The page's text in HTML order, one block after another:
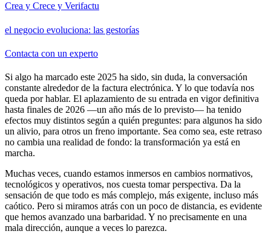
Crea y Crece y Verifactu
el negocio evoluciona: las gestorías
Contacta con un experto
Si algo ha marcado este 2025 ha sido, sin duda, la conversación
constante alrededor de la factura electrónica. Y lo que todavía nos
queda por hablar. El aplazamiento de su entrada en vigor definitiva
hasta finales de 2026 —un año más de lo previsto— ha tenido
efectos muy distintos según a quién preguntes: para algunos ha sido
un alivio, para otros un freno importante. Sea como sea, este retraso
no cambia una realidad de fondo: la transformación ya está en
marcha.
Muchas veces, cuando estamos inmersos en cambios normativos,
tecnológicos y operativos, nos cuesta tomar perspectiva. Da la
sensación de que todo es más complejo, más exigente, incluso más
caótico. Pero si miramos atrás con un poco de distancia, es evidente
que hemos avanzado una barbaridad. Y no precisamente en una
mala dirección, aunque a veces lo parezca.